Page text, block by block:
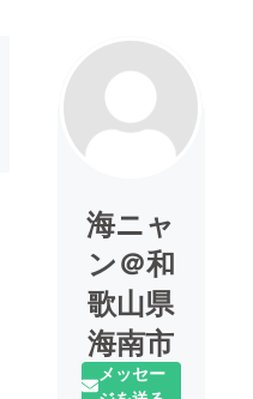
海ニャ
ン＠和
歌山県
海南市
メッセー